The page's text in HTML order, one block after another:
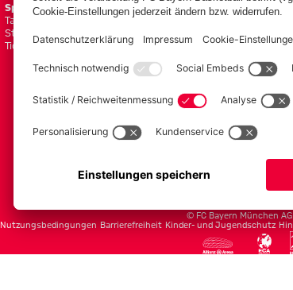
Spiele
Tabellen
Statistiken
Tickets
Teams
Amateure
Campus
fcbayern.com Basketball Allianz Arena
© FC Bayern München AG
Nutzungsbedingungen Barrierefreiheit Kinder- und Jugendschutz